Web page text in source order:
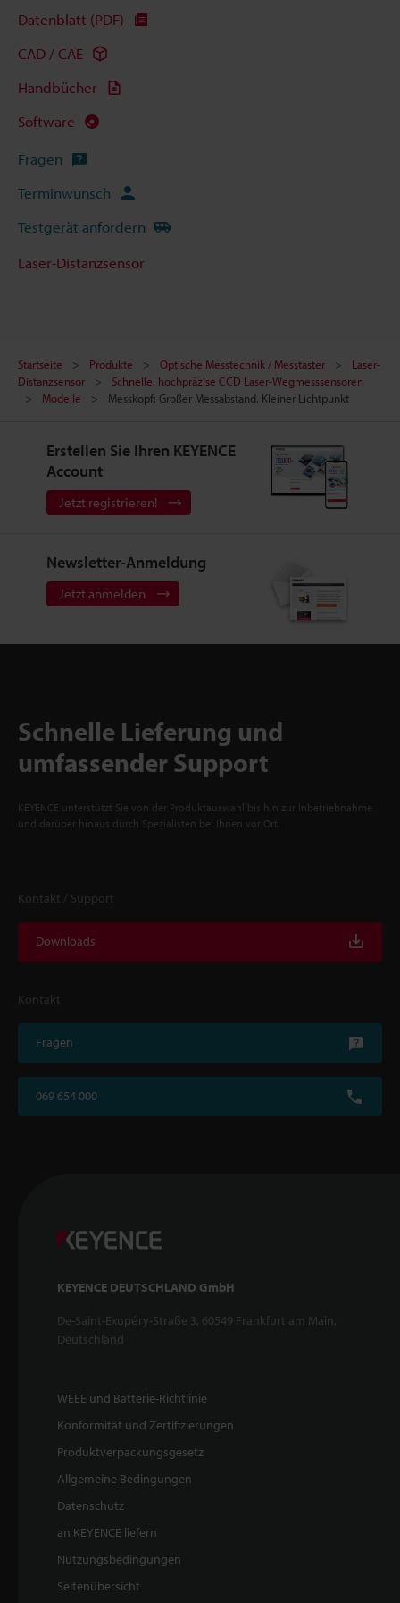
Datenblatt (PDF)
CAD / CAE
Handbücher
Software
Fragen
Terminwunsch
Testgerät anfordern
Laser-Distanzsensor
Startseite Produkte Optische Messtechnik / Messtaster
Laser-
Distanzsensor
Schnelle, hochpräzise CCD Laser-Wegmesssensoren
Modelle
Messkopf: Großer Messabstand, Kleiner Lichtpunkt
Erstellen Sie Ihren KEYENCE
Account
Jetzt registrieren!
Newsletter-Anmeldung
Jetzt anmelden
Schnelle Lieferung und
umfassender Support
KEYENCE unterstützt Sie von der Produktauswahl bis hin zur Inbetriebnahme
und darüber hinaus durch Spezialisten bei Ihnen vor Ort.
Kontakt / Support
Downloads
Kontakt
Fragen
069 654 000
KEYENCE DEUTSCHLAND GmbH
De-Saint-Exupéry-Straße 3, 60549 Frankfurt am Main,
Deutschland
WEEE und Batterie-Richtlinie
Konformität und Zertifizierungen
Produktverpackungsgesetz
Allgemeine Bedingungen
Datenschutz
an KEYENCE liefern
Nutzungsbedingungen
Seitenübersicht